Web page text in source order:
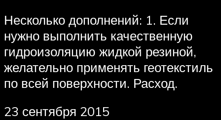
Несколько дополнений: 1. Если
нужно выполнить качественную
гидроизоляцию жидкой резиной,
желательно применять геотекстиль
по всей поверхности. Расход.
23 сентября 2015